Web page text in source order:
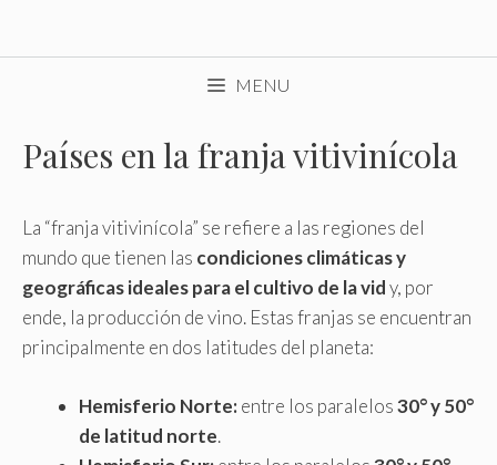
MENU
Países en la franja vitivinícola
La “franja vitivinícola” se refiere a las regiones del
mundo que tienen las condiciones climáticas y
geográficas ideales para el cultivo de la vidy, por
ende, la producción de vino. Estas franjas se encuentran
principalmente en dos latitudes del planeta:
Hemisferio Norte:entre los paralelos30° y 50°
de latitud norte.